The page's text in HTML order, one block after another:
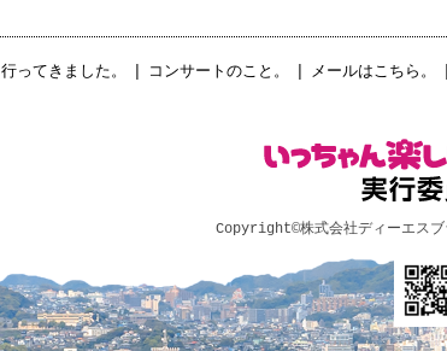
行ってきました。 コンサートのこと。 メールはこちら。
Copyright©株式会社ディーエス